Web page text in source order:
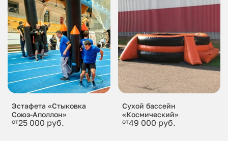
Эстафета «Стыковка
Союз-Аполлон»
от25 000 руб.
Сухой бассейн
«Космический»
от49 000 руб.